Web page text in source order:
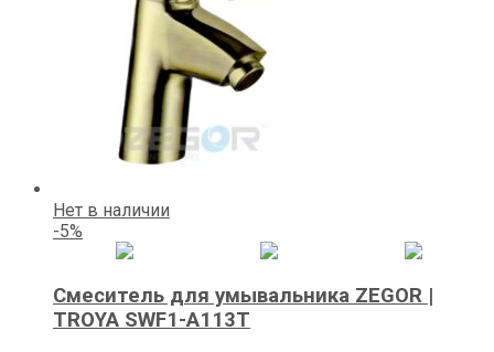
Нет в наличии
-5%
Смеситель для умывальника ZEGOR |
TROYA SWF1-A113Т